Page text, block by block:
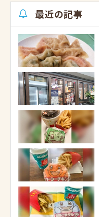
最近の記事